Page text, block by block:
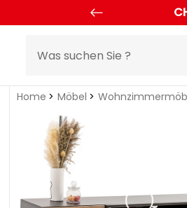
Home Möbel